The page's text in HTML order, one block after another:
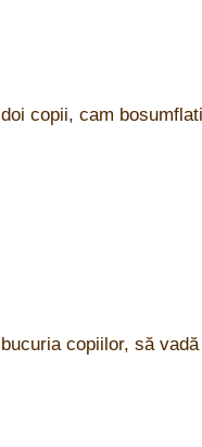
doi copii, cam
bucuria copiilor, să